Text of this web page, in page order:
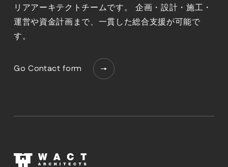
記事をシェアする
リアアーキテクトチームです。
企画・設計・施工・
運営や資金計画まで、一貫した総合支援が可能で
す。
Go Contact form